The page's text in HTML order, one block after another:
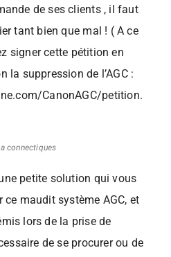
de ses clients , il faut
tant bien que mal ! ( A ce
signer cette pétition en
la suppression de l’AGC :
CanonAGC/petition.
connectiques
petite solution qui vous
maudit système AGC, et
lors de la prise de
de se procurer ou de